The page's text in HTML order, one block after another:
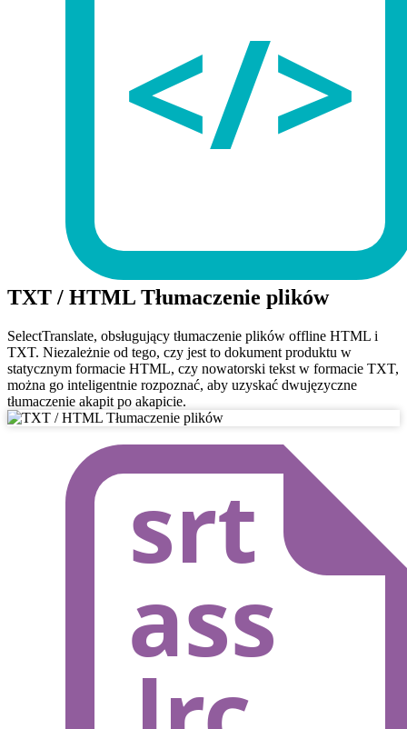
TXT / HTML Tłumaczenie plików
SelectTranslate, obsługujący tłumaczenie plików offline HTML i
TXT. Niezależnie od tego, czy jest to dokument produktu w
statycznym formacie HTML, czy nowatorski tekst w formacie TXT,
można go inteligentnie rozpoznać, aby uzyskać dwujęzyczne
tłumaczenie akapit po akapicie.